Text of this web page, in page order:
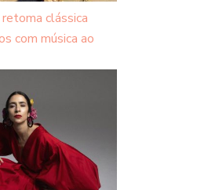
clássica
com música ao